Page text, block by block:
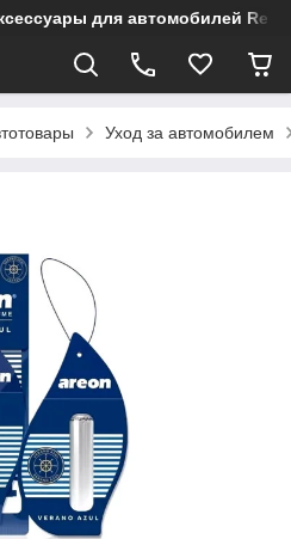
для автомобилей
Уход за автомобилем